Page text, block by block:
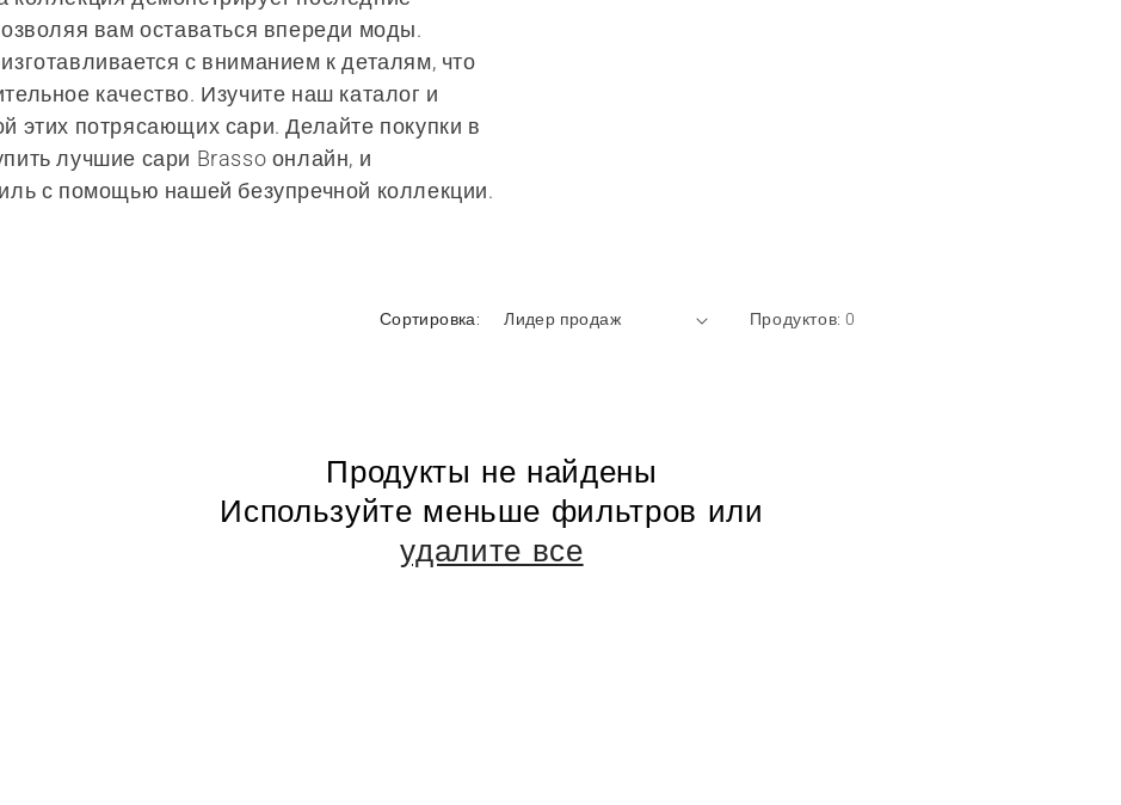
вам оставаться впереди моды.
изготавливается с вниманием к деталям, что
качество. Изучите наш каталог и
этих потрясающих сари. Делайте покупки в
лучшие сари Brasso онлайн, и
с помощью нашей безупречной коллекции.
Сортировка: Продуктов: 0
Продукты не найдены
Используйте меньше фильтров или
удалите все